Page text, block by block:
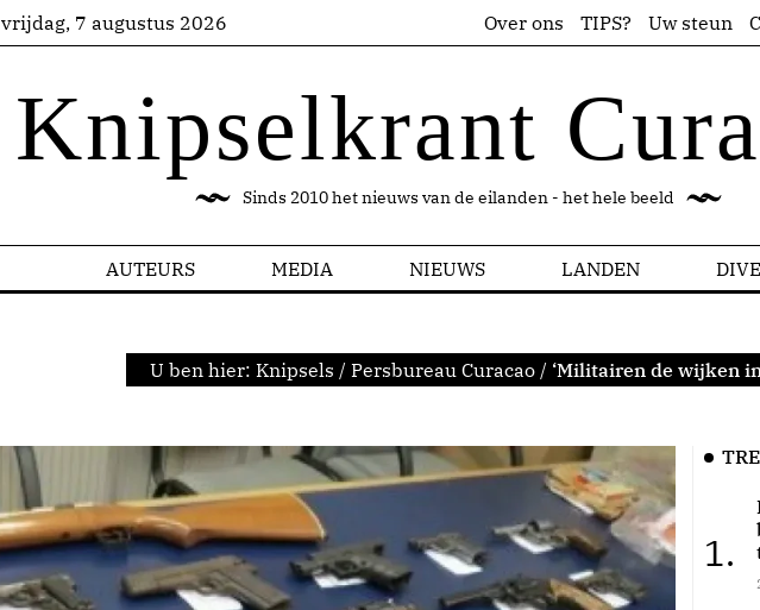
vrijdag, 7 augustus 2026 Over ons TIPS? Uw steun
Knipselkrant
Sinds 2010 het nieuws van de eilanden - het hele beeld
AUTEURS MEDIA NIEUWS LANDEN
U ben hier: Knipsels / Persbureau Curacao / ‘Militairen de wijken
1.